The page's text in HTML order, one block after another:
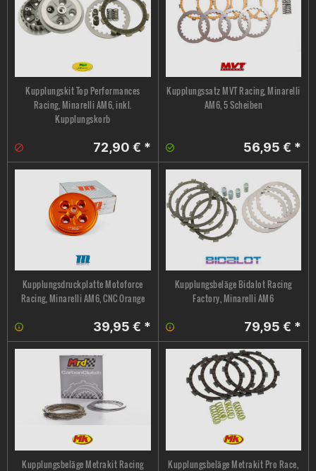
Kupplungskit Top Performances
Racing, Minarelli AM6, inkl.
Kupplungskorb
72,90 € *
Kupplungssatz MVT Racing, Minarelli
AM6, 5 Scheiben
56,95 € *
Kupplungsdruckplatte Motoforce
Racing, Minarelli AM6, CNC Orange
39,95 € *
Kupplungsbeläge Bidalot Racing
Factory, Minarelli AM6
79,95 € *
Kupplungsbeläge Metrakit Racing
Kupplungsbeläge Metrakit Pro Race,